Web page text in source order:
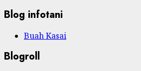
Blog infotani
Buah Kasai
Blogroll